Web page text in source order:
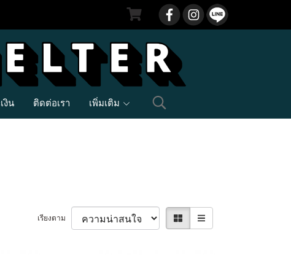
งิน ติดต่อเรา เพิ่มเติม
เรียงตาม